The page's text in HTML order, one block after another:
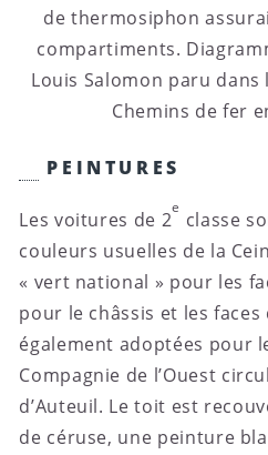
de thermosiphon
compartiments.
Louis Salomon paru dans
Chemins de fer
PEINTURES
Les voitures de 2
e
classe
couleurs usuelles de la
« vert national » pour les
pour le châssis et les
également adoptées pour
Compagnie de l’Ouest
d’Auteuil. Le toit est
de céruse, une peinture